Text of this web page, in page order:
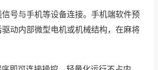
号与手机等设备连接。手机端软件预
动内部微型电机或机械结构，在麻将